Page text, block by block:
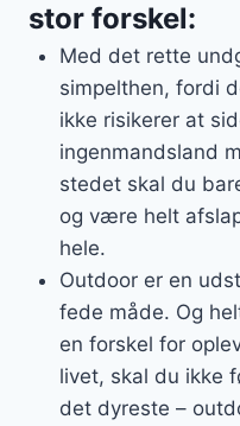
stor forskel:
Med det rette
simpelthen, fordi
ikke risikerer at
ingenmandsland
stedet skal du
og være helt
hele.
Outdoor er en
fede måde. Og
en forskel for
livet, skal du ikke
det dyreste –